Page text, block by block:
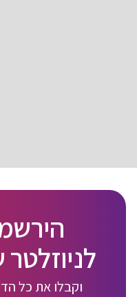
לניוזלטר
וקבלו את כל